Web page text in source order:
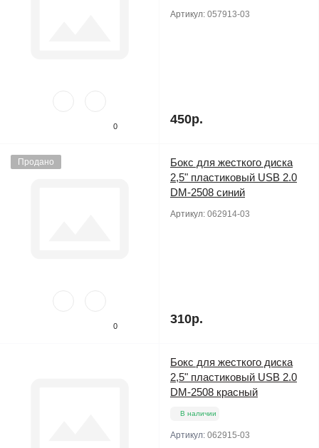
0
Артикул: 057913-03
450р.
Продано
0
Бокс для жесткого диска
2,5" пластиковый USB 2.0
DM-2508 синий
Артикул: 062914-03
310р.
Бокс для жесткого диска
2,5" пластиковый USB 2.0
DM-2508 красный
В наличии
Артикул: 062915-03